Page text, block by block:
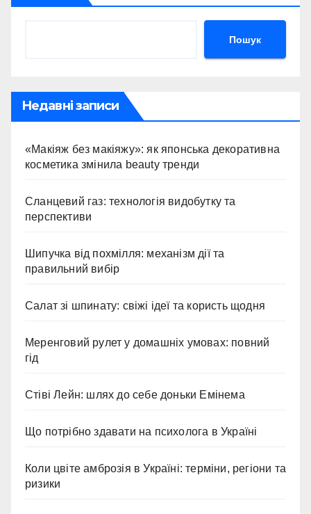
Пошук
Недавні записи
«Макіяж без макіяжу»: як японська декоративна
косметика змінила beauty тренди
Сланцевий газ: технологія видобутку та
перспективи
Шипучка від похмілля: механізм дії та
правильний вибір
Салат зі шпинату: свіжі ідеї та користь щодня
Меренговий рулет у домашніх умовах: повний
гід
Стіві Лейн: шлях до себе доньки Емінема
Що потрібно здавати на психолога в Україні
Коли цвіте амброзія в Україні: терміни, регіони та
ризики